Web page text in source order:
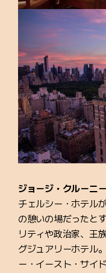
ジョージ・クルーニ
チェルシー・ホテル
の憩いの場だったと
リティや政治家、王
グジュアリーホテル
ー・イースト・サイ